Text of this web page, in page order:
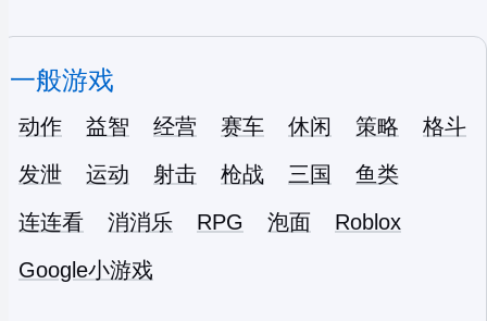
一般游戏
动作 益智 经营 赛车 休闲 策略
格斗
发泄
运动 射击 枪战 三国
鱼类
连连看
消消乐 RPG 泡面
Roblox
Google小游戏